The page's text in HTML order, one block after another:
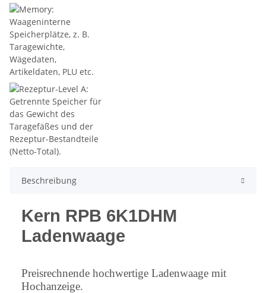
Beschreibung
Kern RPB 6K1DHM
Ladenwaage
Preisrechnende hochwertige Ladenwaage mit
Hochanzeige.